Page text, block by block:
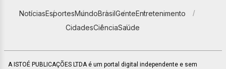
NotíciasEsportesMundoBrasilGenteEntretenimento
CidadesCiênciaSaúde
A ISTOÉ PUBLICAÇÕES LTDA é um portal digital independente e sem